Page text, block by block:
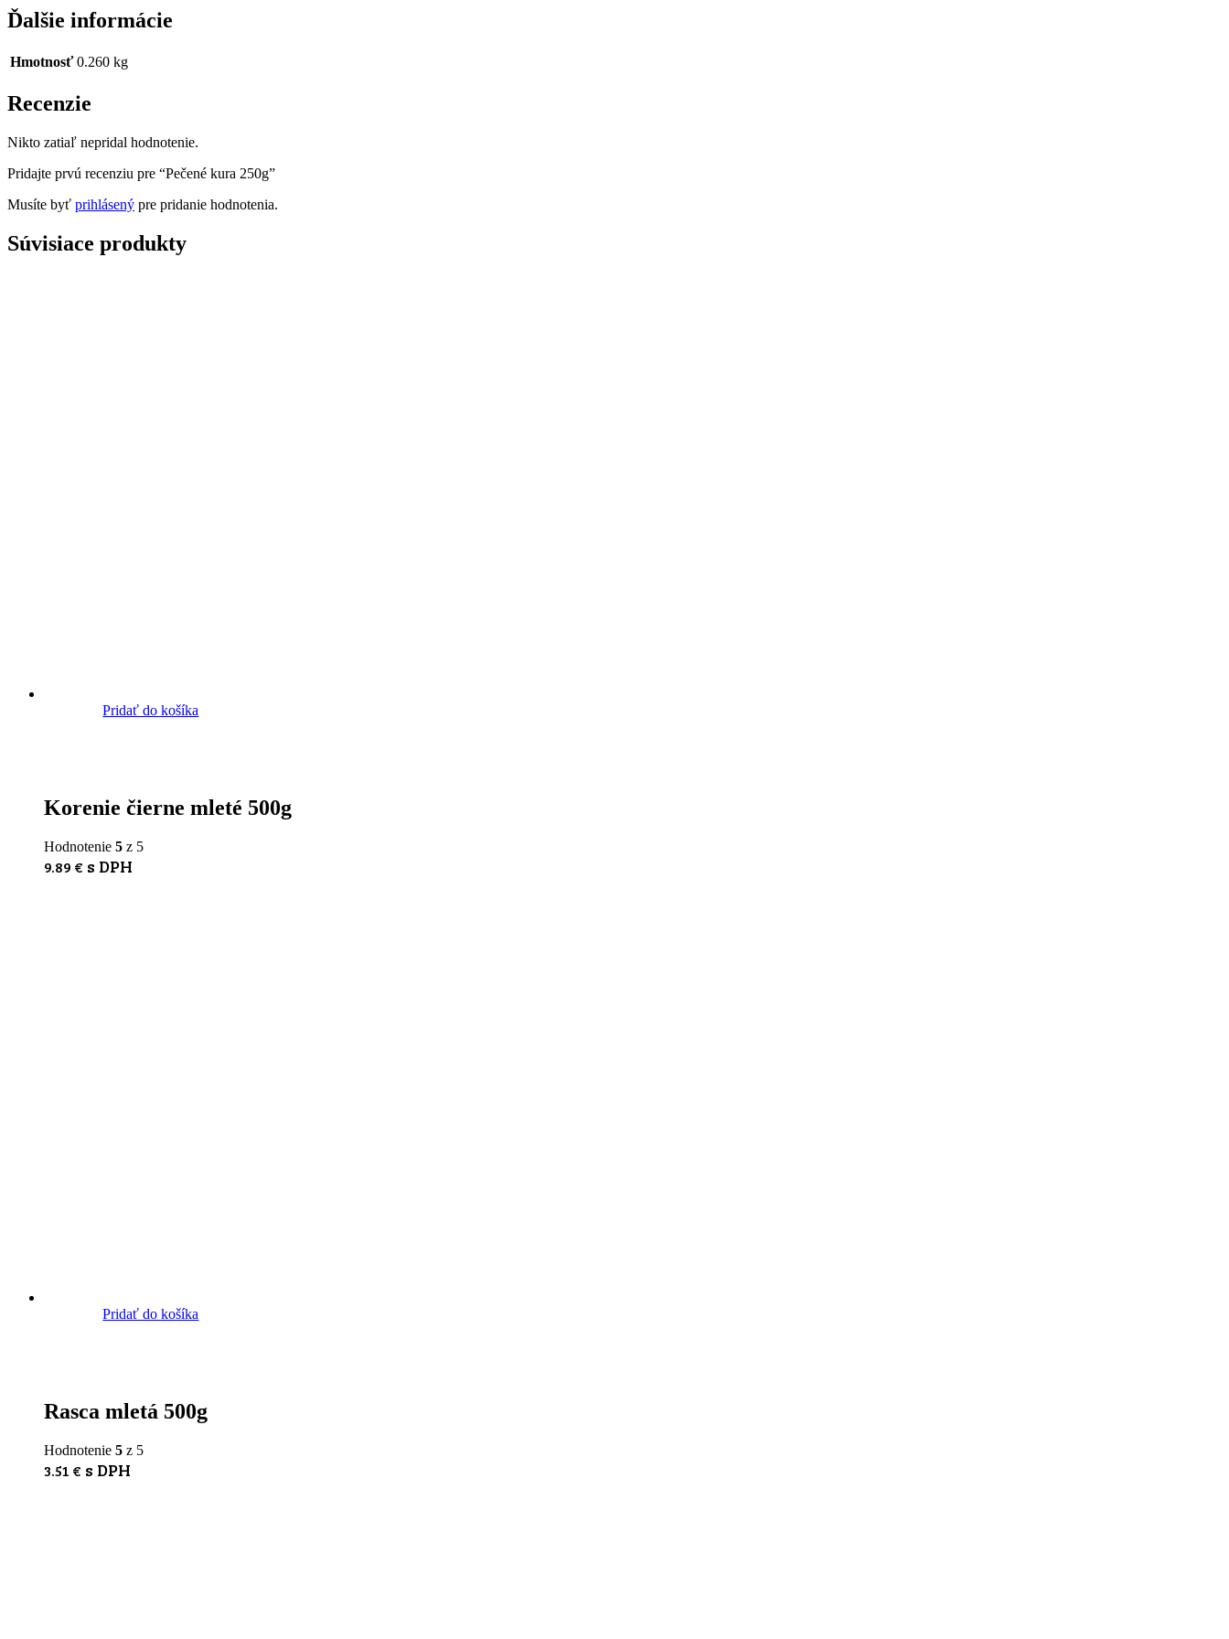
Ďalšie informácie
Hmotnosť 0.260 kg
Recenzie
Nikto zatiaľ nepridal hodnotenie.
Pridajte prvú recenziu pre “Pečené kura 250g”
Musíte byť prihlásený pre pridanie hodnotenia.
Súvisiace produkty
Pridať do košíka
Korenie čierne mleté 500g
Hodnotenie 5 z 5
9.89 € s DPH
Pridať do košíka
Rasca mletá 500g
Hodnotenie 5 z 5
3.51 € s DPH